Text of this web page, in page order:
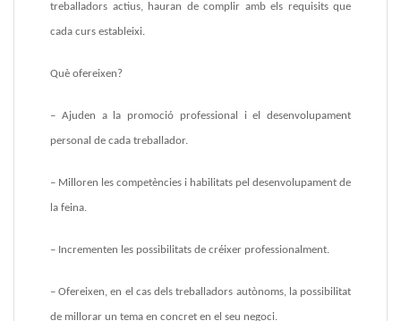
treballadors actius, hauran de complir amb els requisits que
cada curs estableixi.
Què ofereixen?
– Ajuden a la promoció professional i el desenvolupament
personal de cada treballador.
– Milloren les competències i habilitats pel desenvolupament de
la feina.
– Incrementen les possibilitats de créixer professionalment.
– Ofereixen, en el cas dels treballadors autònoms, la possibilitat
de millorar un tema en concret en el seu negoci.